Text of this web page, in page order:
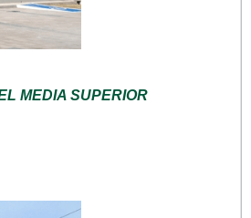
MEDIA SUPERIOR